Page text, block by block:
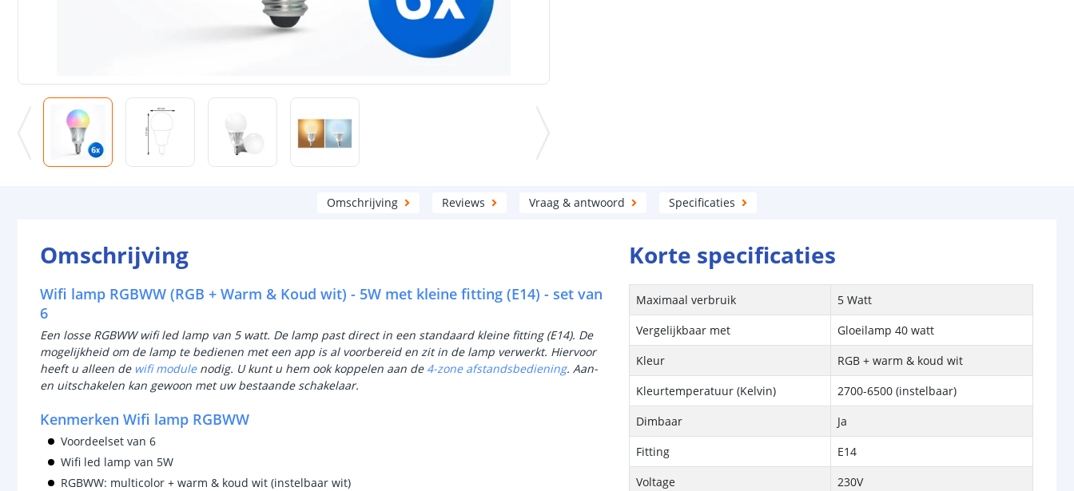
Omschrijving Reviews Vraag & antwoord Specificaties
Omschrijving
Wifi lamp RGBWW (RGB + Warm & Koud wit) - 5W met kleine fitting (E14) - set van
6
Een losse RGBWW wifi led lamp van 5 watt. De lamp past direct in een standaard kleine fitting (E14). De
mogelijkheid om de lamp te bedienen met een app is al voorbereid en zit in de lamp verwerkt. Hiervoor
heeft u alleen de wifi modulenodig. U kunt u hem ook koppelen aan de 4-zone afstandsbediening. Aan-
en uitschakelen kan gewoon met uw bestaande schakelaar.
Kenmerken Wifi lamp RGBWW
Voordeelset van 6
Wifi led lamp van 5W
RGBWW: multicolor + warm & koud wit (instelbaar wit)
Korte specificaties
Maximaal verbruik
5 Watt
Vergelijkbaar met
Gloeilamp 40 watt
Kleur
RGB + warm & koud wit
Kleurtemperatuur (Kelvin)
2700-6500 (instelbaar)
Dimbaar
Ja
Fitting
E14
Voltage
230V